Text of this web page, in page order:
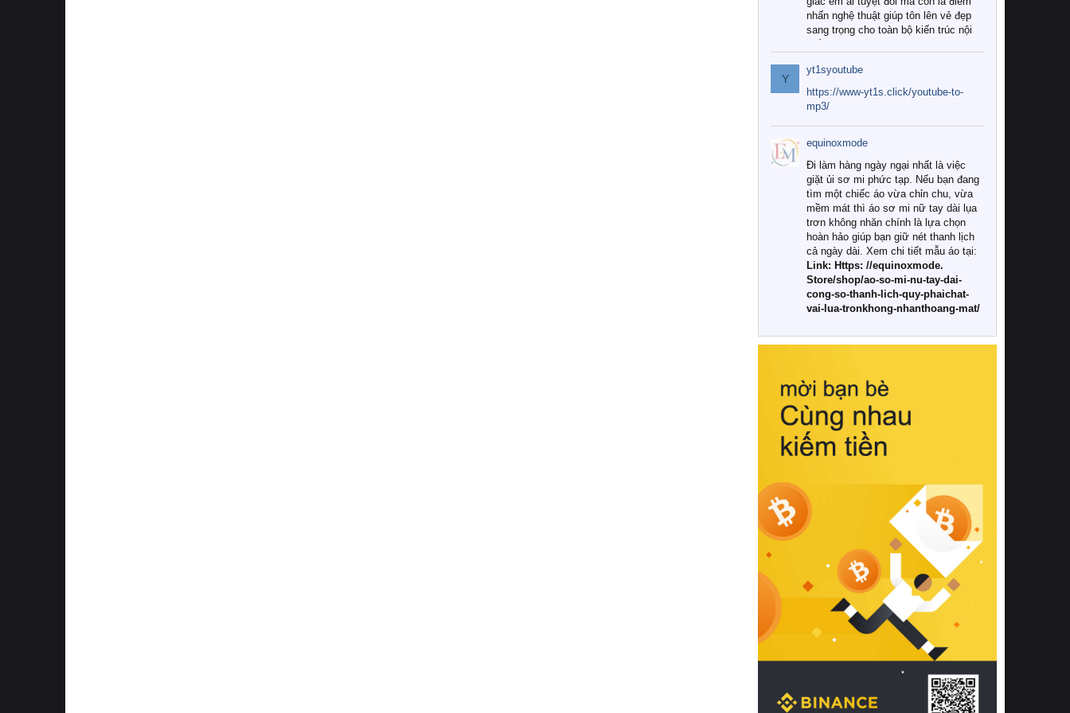
nhấn nghệ thuật giúp tôn lên vẻ đẹp
sang trọng cho toàn bộ kiến trúc nội
Tuy nhiên, giữa thị trường đa dạng
với vô vàn thương hiệu và mẫu mã
như hiện nay, làm thế nào để chọn
được những bộ chăn ga gối đệm cao
cấp thực sự chất lượng, phù hợp với
khí hậu và nhu cầu sử dụng của gia
đình? Hãy cùng chúng tôi đi tìm lời
giải đáp chi tiết qua bài viết dưới đây.
1. Tại sao các gia đình hiện đại lại ưa
chuộng chăn ga gối đệm cao cấp?
Khác với các dòng sản phẩm thông
thường, những bộ chăn ga gối đệm
cao cấp trải qua quy trình sản xuất
nghiêm ngặt từ khâu chọn lọc nguyên
liệu tự nhiên đến công nghệ dệt
nhuộm hiện đại không chứa hóa chất
này, bạn sẽ cảm nhận rõ rệt sự khác
hồi chuẩn xác của phần đệm nâng đỡ
cột sống.
Bên cạnh đó, việc lựa chọn các dòng
sản phẩm đạt chuẩn chất lượng quốc
tế còn giúp ngăn ngừa tình trạng kích
khuẩn và nấm mốc trong điều kiện
thời tiết nóng ẩm. Bạn có thể tìm hiểu
thêm các nghiên cứu khoa học về tác
động của giấc ngủ và môi trường
phòng ngủ đối với sức khỏe con
người tại Sleep Foundation (External
Link) để có cái nhìn toàn diện hơn.
2. Các tiêu chí vàng khi lựa chọn
chăn ga gối đệm cao cấp cho phòng
ngủ
Để sở hữu một bộ chăn ga gối đệm
cao cấp hoàn hảo cả về thẩm mỹ lẫn
công năng, người tiêu dùng cần cân
nhắc kỹ lưỡng các tiêu chí quan trọng
Y
yt1syoutube
https://www-yt1s.click/youtube-to-
mp3/
equinoxmode
Đi làm hàng ngày ngại nhất là việc
giặt ủi sơ mi phức tạp. Nếu bạn đang
tìm một chiếc áo vừa chỉn chu, vừa
mềm mát thì áo sơ mi nữ tay dài lụa
trơn không nhăn chính là lựa chọn
hoàn hảo giúp bạn giữ nét thanh lịch
cả ngày dài. Xem chi tiết mẫu áo tại:
Link: Https: //equinoxmode.
Store/shop/ao-so-mi-nu-tay-dai-
cong-so-thanh-lich-quy-phaichat-
vai-lua-tronkhong-nhanthoang-mat/